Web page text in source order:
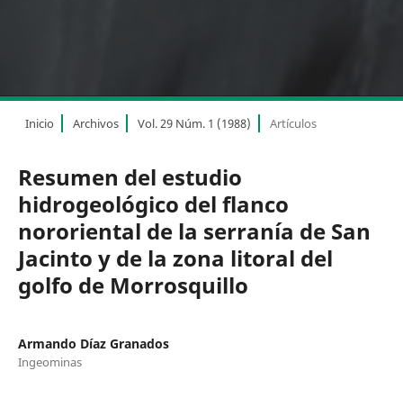
Inicio Archivos Vol. 29 Núm. 1 (1988) Artículos
Resumen del estudio
hidrogeológico del flanco
nororiental de la serranía de San
Jacinto y de la zona litoral del
golfo de Morrosquillo
Armando Díaz Granados
Ingeominas